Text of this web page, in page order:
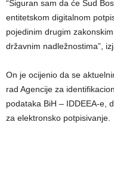
“Siguran sam da će Sud
entitetskom digitalnom
pojedinim drugim
državnim nadležnostima”,
On je ocijenio da se
rad Agencije za
podataka BiH – IDDEEA-e,
za elektronsko potpisivanje.